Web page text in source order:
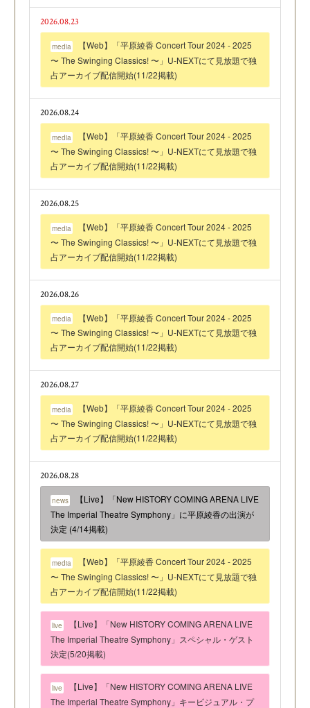
2026.08.23
media
【Web】「平原綾香 Concert Tour 2024 - 2025
〜 The Swinging Classics! 〜」U-NEXTにて見放題で独
占アーカイブ配信開始(11/22掲載)
2026.08.24
media
【Web】「平原綾香 Concert Tour 2024 - 2025
〜 The Swinging Classics! 〜」U-NEXTにて見放題で独
占アーカイブ配信開始(11/22掲載)
2026.08.25
media
【Web】「平原綾香 Concert Tour 2024 - 2025
〜 The Swinging Classics! 〜」U-NEXTにて見放題で独
占アーカイブ配信開始(11/22掲載)
2026.08.26
media
【Web】「平原綾香 Concert Tour 2024 - 2025
〜 The Swinging Classics! 〜」U-NEXTにて見放題で独
占アーカイブ配信開始(11/22掲載)
2026.08.27
media
【Web】「平原綾香 Concert Tour 2024 - 2025
〜 The Swinging Classics! 〜」U-NEXTにて見放題で独
占アーカイブ配信開始(11/22掲載)
2026.08.28
news
【Live】「New HISTORY COMING ARENA LIVE
The Imperial Theatre Symphony」に平原綾香の出演が
決定 (4/14掲載)
media
【Web】「平原綾香 Concert Tour 2024 - 2025
〜 The Swinging Classics! 〜」U-NEXTにて見放題で独
占アーカイブ配信開始(11/22掲載)
live
【Live】「New HISTORY COMING ARENA LIVE
The Imperial Theatre Symphony」スペシャル・ゲスト
決定(5/20掲載)
live
【Live】「New HISTORY COMING ARENA LIVE
The Imperial Theatre Symphony」キービジュアル・プ